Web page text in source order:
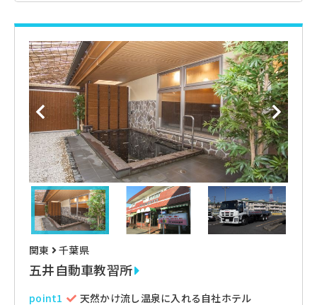
関東 千葉県
五井自動車教習所
point1 天然かけ流し温泉に入れる自社ホテル